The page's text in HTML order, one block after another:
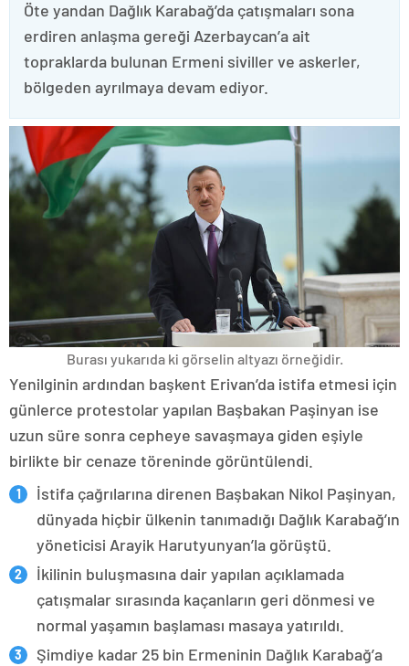
Öte yandan Dağlık Karabağ’da çatışmaları sona
erdiren anlaşma gereği Azerbaycan’a ait
topraklarda bulunan Ermeni siviller ve askerler,
bölgeden ayrılmaya devam ediyor.
Burası yukarıda ki görselin altyazı örneğidir.
Yenilginin ardından başkent Erivan’da istifa etmesi için
günlerce protestolar yapılan Başbakan Paşinyan ise
uzun süre sonra cepheye savaşmaya giden eşiyle
birlikte bir cenaze töreninde görüntülendi.
İstifa çağrılarına direnen Başbakan Nikol Paşinyan,
dünyada hiçbir ülkenin tanımadığı Dağlık Karabağ’ın
yöneticisi Arayik Harutyunyan’la görüştü.
İkilinin buluşmasına dair yapılan açıklamada
çatışmalar sırasında kaçanların geri dönmesi ve
normal yaşamın başlaması masaya yatırıldı.
Şimdiye kadar 25 bin Ermeninin Dağlık Karabağ’a